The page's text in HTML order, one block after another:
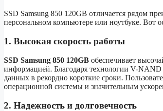
SSD Samsung 850 120GB отличается рядом
персональном компьютере или ноутбуке. Вот
1. Высокая скорость работы
SSD Samsung 850 120GB обеспечивает
информацией. Благодаря технологии V-NAND
данных в рекордно короткие сроки.
операционной системы и значительным
2. Надежность и долговечность